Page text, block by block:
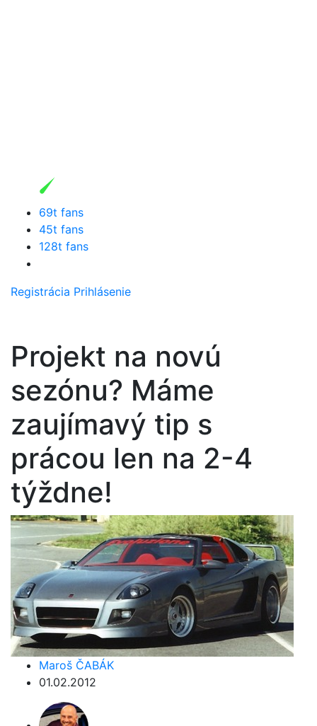
69t fans
45t fans
128t fans
Registrácia Prihlásenie
Projekt na novú
sezónu? Máme
zaujímavý tip s
prácou len na 2-4
týždne!
Maroš ČABÁK
01.02.2012